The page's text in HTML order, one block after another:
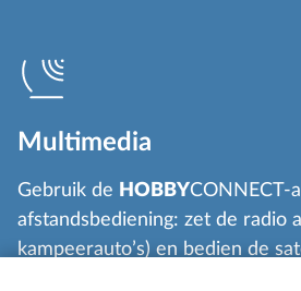
Multimedia
Gebruik de HOBBYCONNECT-
afstandsbediening: zet de radio
kampeerauto’s) en bedien de